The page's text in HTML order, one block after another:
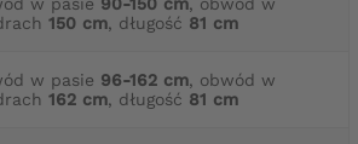
150 cm, długość 81 cm
w pasie 96-162 cm, obwód w
162 cm, długość 81 cm